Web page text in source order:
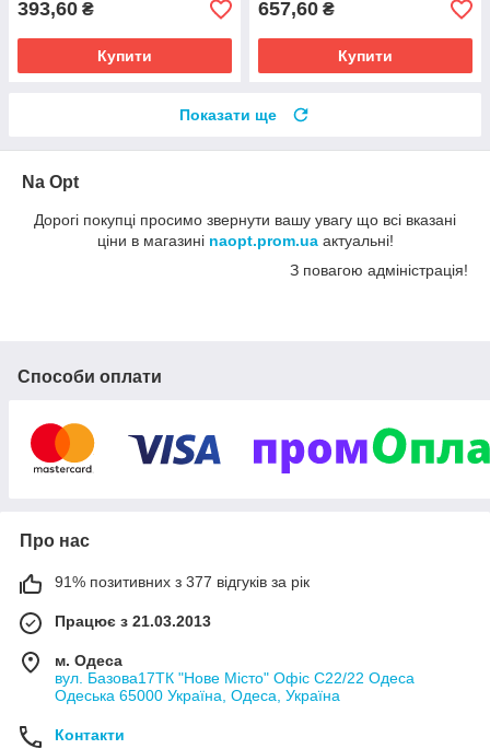
393,60 ₴
Купити
657,60 ₴
Купити
Показати ще
Na Opt
Дорогі покупці просимо звернути вашу увагу що всі вказані
ціни в магазині naopt.prom.ua актуальні!
З повагою адміністрація!
Способи оплати
Про нас
91% позитивних з 377 відгуків за рік
Працює з 21.03.2013
м. Одеса
вул. Базова17ТК "Нове Місто" Офіс С22/22 Одеса
Одеська 65000 Україна, Одеса, Україна
Контакти